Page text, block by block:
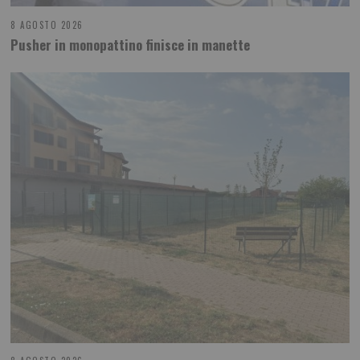
8 AGOSTO 2026
Pusher in monopattino finisce in manette